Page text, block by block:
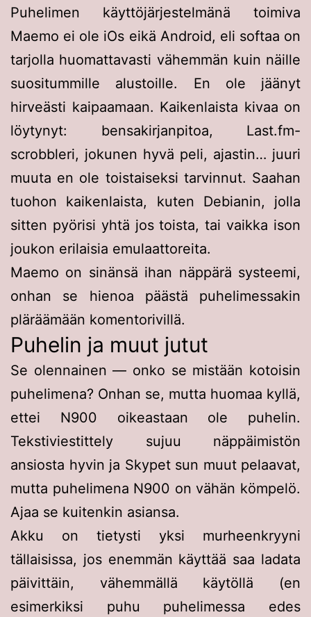
Puhelimen käyttöjärjestelmänä toimiva
Maemo ei ole iOs eikä Android, eli softaa on
tarjolla huomattavasti vähemmän kuin näille
suositummille alustoille. En ole jäänyt
hirveästi kaipaamaan. Kaikenlaista kivaa on
löytynyt: bensakirjanpitoa, Last.fm-
scrobbleri, jokunen hyvä peli, ajastin… juuri
muuta en ole toistaiseksi tarvinnut. Saahan
tuohon kaikenlaista, kuten Debianin, jolla
sitten pyörisi yhtä jos toista, tai vaikka ison
joukon erilaisia emulaattoreita.
Maemo on sinänsä ihan näppärä systeemi,
onhan se hienoa päästä puhelimessakin
pläräämään komentorivillä.
Puhelin ja muut jutut
Se olennainen — onko se mistään kotoisin
puhelimena? Onhan se, mutta huomaa kyllä,
ettei N900 oikeastaan ole puhelin.
Tekstiviestittely sujuu näppäimistön
ansiosta hyvin ja Skypet sun muut pelaavat,
mutta puhelimena N900 on vähän kömpelö.
Ajaa se kuitenkin asiansa.
Akku on tietysti yksi murheenkryyni
tällaisissa, jos enemmän käyttää saa ladata
päivittäin, vähemmällä käytöllä (en
esimerkiksi puhu puhelimessa edes